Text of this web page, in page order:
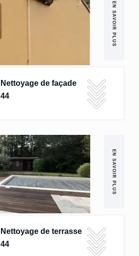
EN SAVOIR PLUS
Nettoyage de façade
44
EN SAVOIR PLUS
Nettoyage de terrasse
44